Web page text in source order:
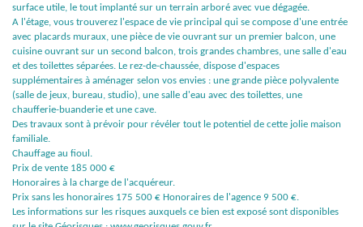
surface utile, le tout implanté sur un terrain arboré avec vue dégagée.
A l'étage, vous trouverez l'espace de vie principal qui se compose d'une entrée
avec placards muraux, une pièce de vie ouvrant sur un premier balcon, une
cuisine ouvrant sur un second balcon, trois grandes chambres, une salle d'eau
et des toilettes séparées. Le rez-de-chaussée, dispose d'espaces
supplémentaires à aménager selon vos envies : une grande pièce polyvalente
(salle de jeux, bureau, studio), une salle d'eau avec des toilettes, une
chaufferie-buanderie et une cave.
Des travaux sont à prévoir pour révéler tout le potentiel de cette jolie maison
familiale.
Chauffage au fioul.
Prix de vente 185 000 €
Honoraires à la charge de l'acquéreur.
Prix sans les honoraires 175 500 € Honoraires de l'agence 9 500 €.
Les informations sur les risques auxquels ce bien est exposé sont disponibles